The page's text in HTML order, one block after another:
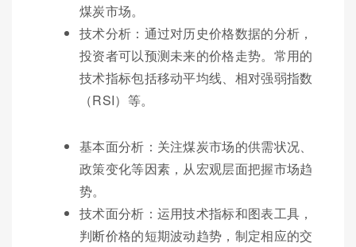
煤炭市场。
技术分析：通过对历史价格数据的分析，
投资者可以预测未来的价格走势。常用的
技术指标包括移动平均线、相对强弱指数
（RSI）等。
基本面分析：关注煤炭市场的供需状况、
政策变化等因素，从宏观层面把握市场趋
势。
技术面分析：运用技术指标和图表工具，
判断价格的短期波动趋势，制定相应的交